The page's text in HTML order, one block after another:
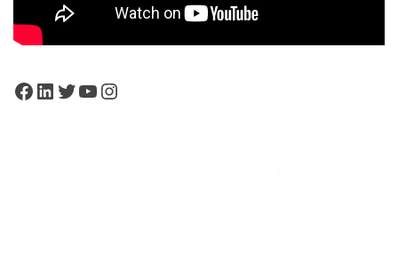
Facebook
LinkedIn
Twitter
YouTube
Instagram